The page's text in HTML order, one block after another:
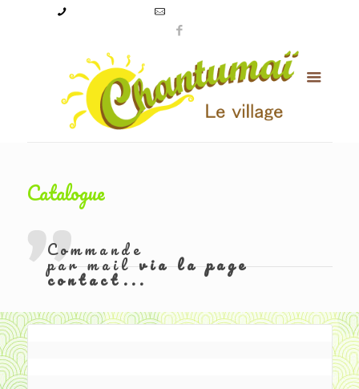
Catalogue
Commande
par mailvia la page
contact...